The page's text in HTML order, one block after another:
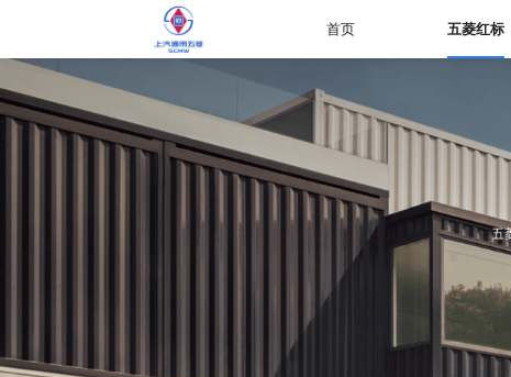
首页 五菱红标